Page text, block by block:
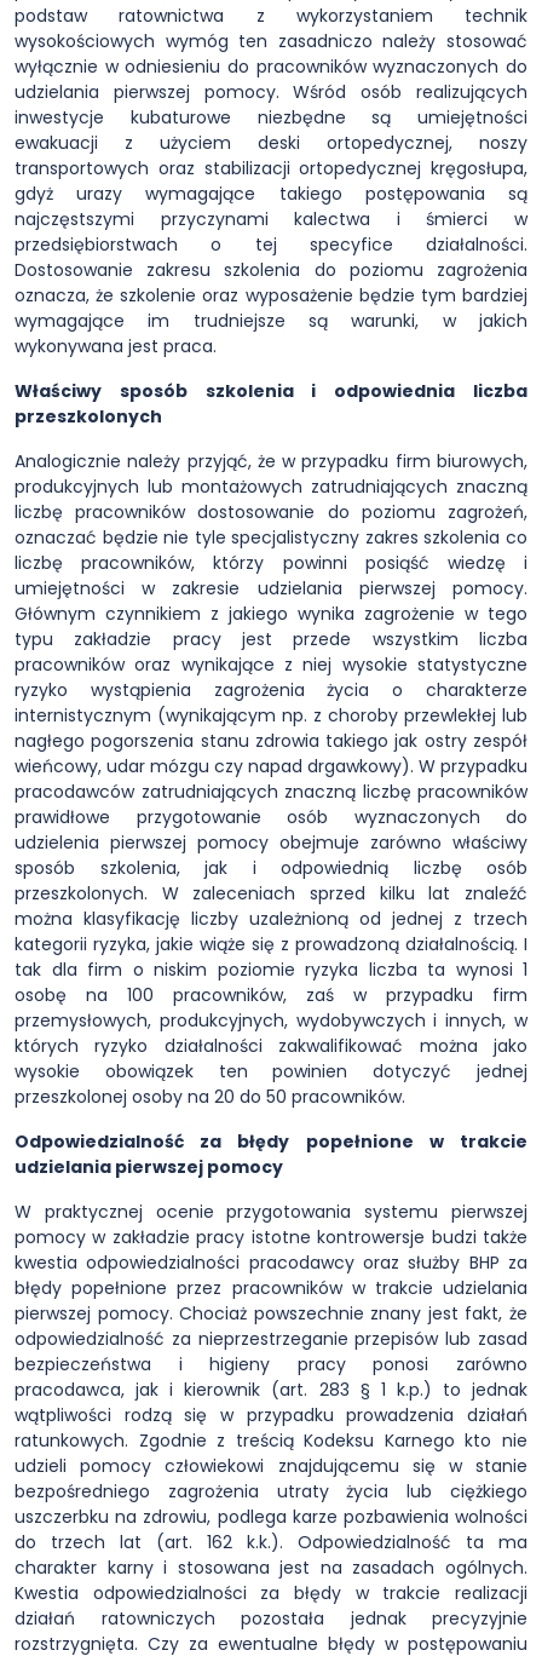
podstaw ratownictwa z wykorzystaniem technik
wysokościowych wymóg ten zasadniczo należy stosować
wyłącznie w odniesieniu do pracowników wyznaczonych do
udzielania pierwszej pomocy. Wśród osób realizujących
inwestycje kubaturowe niezbędne są umiejętności
ewakuacji z użyciem deski ortopedycznej, noszy
transportowych oraz stabilizacji ortopedycznej kręgosłupa,
gdyż urazy wymagające takiego postępowania są
najczęstszymi przyczynami kalectwa i śmierci w
przedsiębiorstwach o tej specyfice działalności.
Dostosowanie zakresu szkolenia do poziomu zagrożenia
oznacza, że szkolenie oraz wyposażenie będzie tym bardziej
wymagające im trudniejsze są warunki, w jakich
wykonywana jest praca.
Właściwy sposób szkolenia i odpowiednia liczba
przeszkolonych
Analogicznie należy przyjąć, że w przypadku firm biurowych,
produkcyjnych lub montażowych zatrudniających znaczną
liczbę pracowników dostosowanie do poziomu zagrożeń,
oznaczać będzie nie tyle specjalistyczny zakres szkolenia co
liczbę pracowników, którzy powinni posiąść wiedzę i
umiejętności w zakresie udzielania pierwszej pomocy.
Głównym czynnikiem z jakiego wynika zagrożenie w tego
typu zakładzie pracy jest przede wszystkim liczba
pracowników oraz wynikające z niej wysokie statystyczne
ryzyko wystąpienia zagrożenia życia o charakterze
internistycznym (wynikającym np. z choroby przewlekłej lub
nagłego pogorszenia stanu zdrowia takiego jak ostry zespół
wieńcowy, udar mózgu czy napad drgawkowy). W przypadku
pracodawców zatrudniających znaczną liczbę pracowników
prawidłowe przygotowanie osób wyznaczonych do
udzielenia pierwszej pomocy obejmuje zarówno właściwy
sposób szkolenia, jak i odpowiednią liczbę osób
przeszkolonych. W zaleceniach sprzed kilku lat znaleźć
można klasyfikację liczby uzależnioną od jednej z trzech
kategorii ryzyka, jakie wiąże się z prowadzoną działalnością. I
tak dla firm o niskim poziomie ryzyka liczba ta wynosi 1
osobę na 100 pracowników, zaś w przypadku firm
przemysłowych, produkcyjnych, wydobywczych i innych, w
których ryzyko działalności zakwalifikować można jako
wysokie obowiązek ten powinien dotyczyć jednej
przeszkolonej osoby na 20 do 50 pracowników.
Odpowiedzialność za błędy popełnione w trakcie
udzielania pierwszej pomocy
W praktycznej ocenie przygotowania systemu pierwszej
pomocy w zakładzie pracy istotne kontrowersje budzi także
kwestia odpowiedzialności pracodawcy oraz służby BHP za
błędy popełnione przez pracowników w trakcie udzielania
pierwszej pomocy. Chociaż powszechnie znany jest fakt, że
odpowiedzialność za nieprzestrzeganie przepisów lub zasad
bezpieczeństwa i higieny pracy ponosi zarówno
pracodawca, jak i kierownik (art. 283 § 1 k.p.) to jednak
wątpliwości rodzą się w przypadku prowadzenia działań
ratunkowych. Zgodnie z treścią Kodeksu Karnego kto nie
udzieli pomocy człowiekowi znajdującemu się w stanie
bezpośredniego zagrożenia utraty życia lub ciężkiego
uszczerbku na zdrowiu, podlega karze pozbawienia wolności
do trzech lat (art. 162 k.k.). Odpowiedzialność ta ma
charakter karny i stosowana jest na zasadach ogólnych.
Kwestia odpowiedzialności za błędy w trakcie realizacji
działań ratowniczych pozostała jednak precyzyjnie
rozstrzygnięta. Czy za ewentualne błędy w postępowaniu